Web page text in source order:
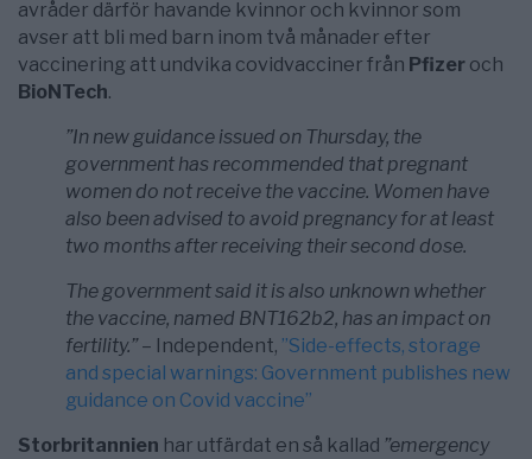
avråder därför havande kvinnor och kvinnor som
avser att bli med barn inom två månader efter
vaccinering att undvika covidvacciner från Pfizer och
BioNTech.
”In new guidance issued on Thursday, the
government has recommended that pregnant
women do not receive the vaccine. Women have
also been advised to avoid pregnancy for at least
two months after receiving their second dose.
The government said it is also unknown whether
the vaccine, named BNT162b2, has an impact on
fertility.”– Independent, ”Side-effects, storage
and special warnings: Government publishes new
guidance on Covid vaccine”
Storbritannien har utfärdat en så kallad ”emergency